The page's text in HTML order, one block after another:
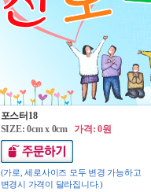
포스터18
SIZE: 0cm x 0cm가격: 0원
(가로, 세로사이즈 모두 변경 가능하고
변경시 가격이 달라집니다.)